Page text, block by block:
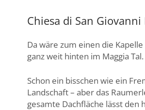
Chiesa di San
Da wäre zum einen die
ganz weit hinten im Maggia Tal.
Schon ein bisschen wie ein
Landschaft – aber das
gesamte Dachfläche lässt